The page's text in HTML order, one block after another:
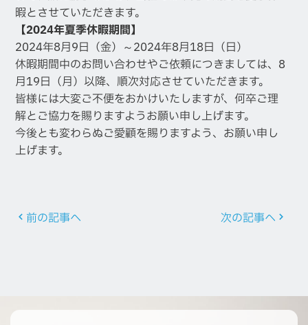
暇とさせていただきます。
【2024年夏季休暇期間】
2024年8月9日（金）～2024年8月18日（日）
休暇期間中のお問い合わせやご依頼につきましては、8
月19日（月）以降、順次対応させていただきます。
皆様には大変ご不便をおかけいたしますが、何卒ご理
解とご協力を賜りますようお願い申し上げます。
今後とも変わらぬご愛顧を賜りますよう、お願い申し
上げます。
前の記事へ 次の記事へ